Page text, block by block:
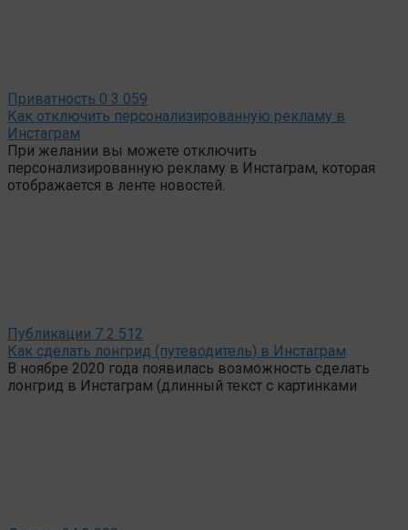
Приватность 0 3 059
Как отключить персонализированную рекламу в
Инстаграм
При желании вы можете отключить
персонализированную рекламу в Инстаграм, которая
отображается в ленте новостей.
Публикации 7 2 512
Как сделать лонгрид (путеводитель) в Инстаграм
В ноябре 2020 года появилась возможность сделать
лонгрид в Инстаграм (длинный текст с картинками